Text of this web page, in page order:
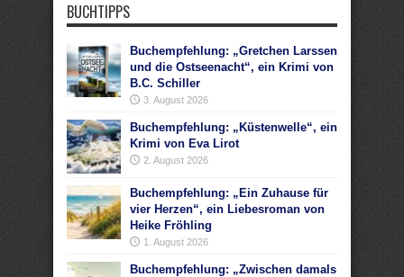
BUCHTIPPS
Buchempfehlung: „Gretchen Larssen
und die Ostseenacht“, ein Krimi von
B.C. Schiller
3. August 2026
Buchempfehlung: „Küstenwelle“, ein
Krimi von Eva Lirot
2. August 2026
Buchempfehlung: „Ein Zuhause für
vier Herzen“, ein Liebesroman von
Heike Fröhling
1. August 2026
Buchempfehlung: „Zwischen damals